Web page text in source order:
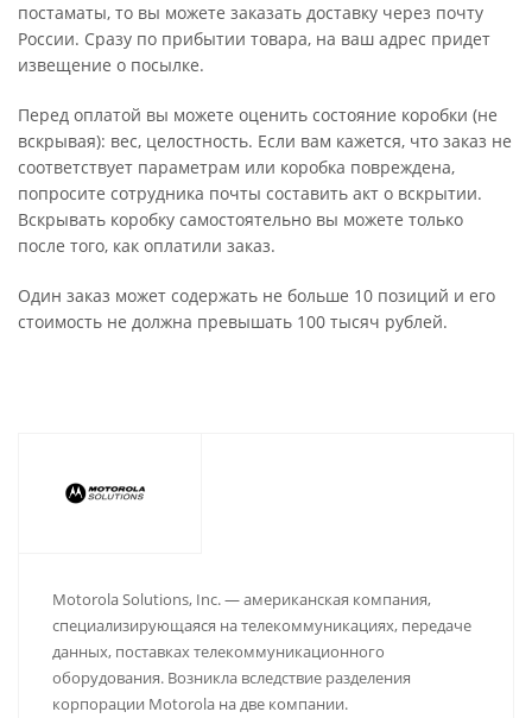
постаматы, то вы можете заказать доставку через почту
России. Сразу по прибытии товара, на ваш адрес придет
извещение о посылке.
Перед оплатой вы можете оценить состояние коробки (не
вскрывая): вес, целостность. Если вам кажется, что заказ не
соответствует параметрам или коробка повреждена,
попросите сотрудника почты составить акт о вскрытии.
Вскрывать коробку самостоятельно вы можете только
после того, как оплатили заказ.
Один заказ может содержать не больше 10 позиций и его
стоимость не должна превышать 100 тысяч рублей.
Motorola Solutions, Inc. — американская компания,
специализирующаяся на телекоммуникациях, передаче
данных, поставках телекоммуникационного
оборудования. Возникла вследствие разделения
корпорации Motorola на две компании.